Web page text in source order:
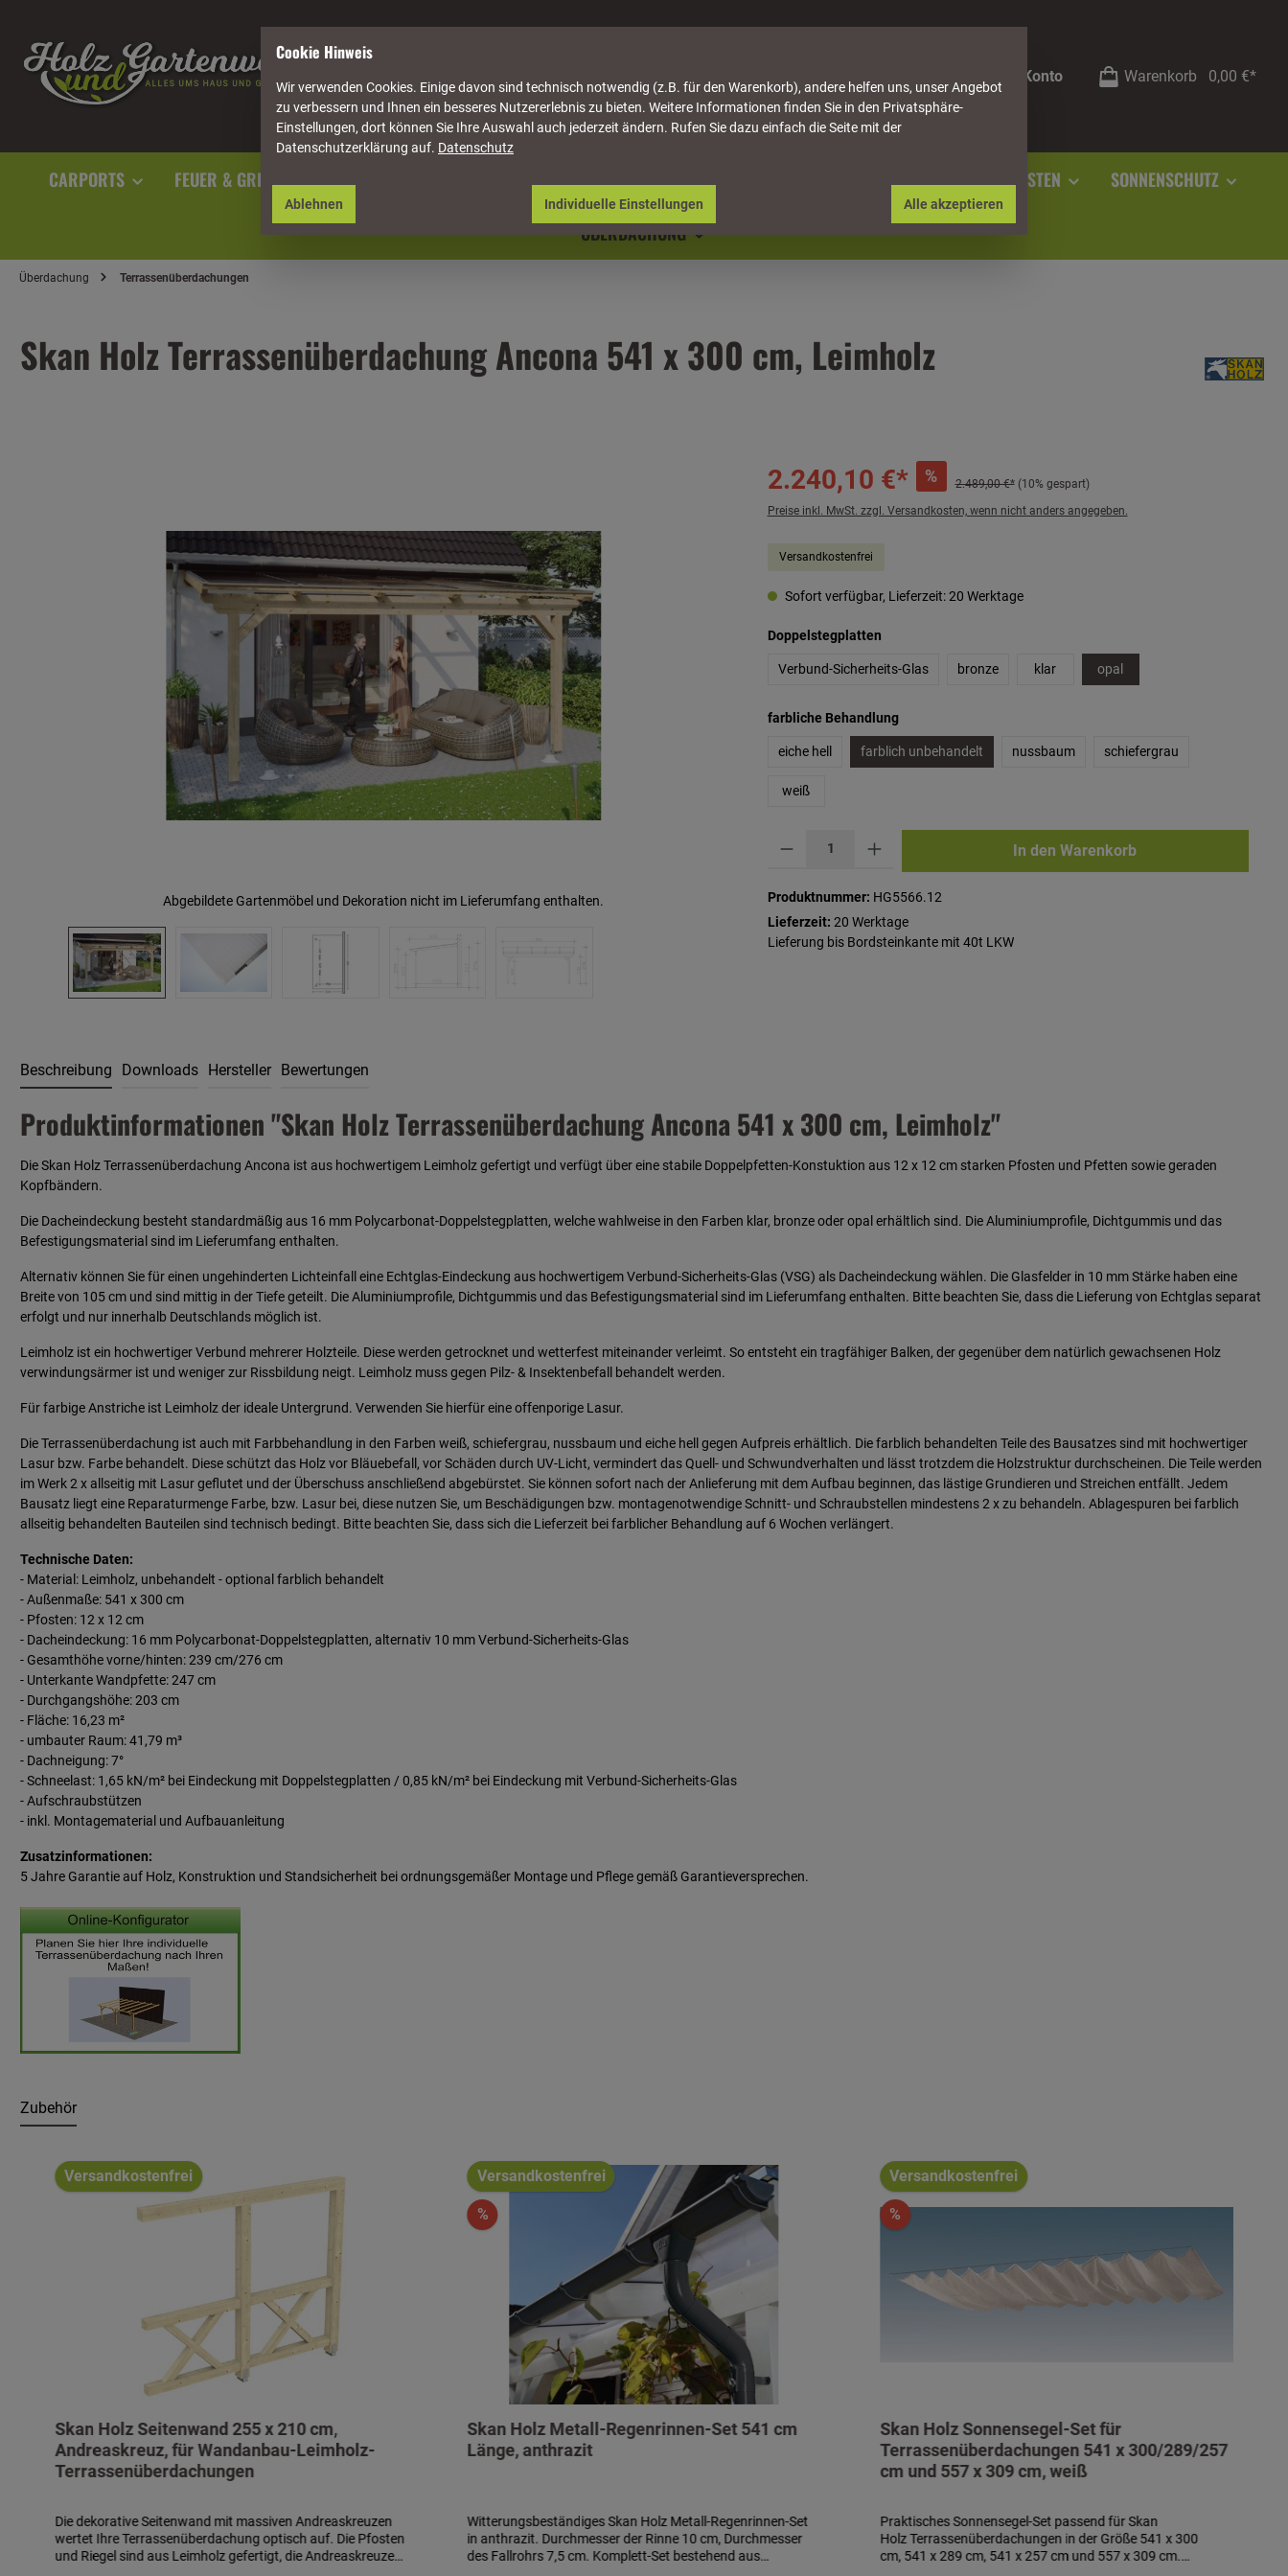
Mein Konto Warenkorb 0,00 €*
CARPORTS FEUER & GRILL GARTENAUSSTATTUNG HÄUSER & PAVILLONS NATURSTEIN SOCKELLEISTEN SONNENSCHUTZ
ÜBERDACHUNG
Überdachung Terrassenüberdachungen
Skan Holz Terrassenüberdachung Ancona 541 x 300 cm, Leimholz
Abgebildete Gartenmöbel und Dekoration nicht im Lieferumfang enthalten.
2.240,10 €* % 2.489,00 €* (10% gespart)
Preise inkl. MwSt. zzgl. Versandkosten, wenn nicht anders angegeben.
Versandkostenfrei
Sofort verfügbar, Lieferzeit: 20 Werktage
Doppelstegplattenauswählen
Verbund-Sicherheits-Glas bronze klar opal
farbliche Behandlungauswählen
eiche hell farblich unbehandelt nussbaum schiefergrau
weiß
In den Warenkorb
Produktnummer: HG5566.12
Lieferzeit: 20 Werktage
Lieferung bis Bordsteinkante mit 40t LKW
Beschreibung Downloads Hersteller Bewertungen
Produktinformationen "Skan Holz Terrassenüberdachung Ancona 541 x 300 cm, Leimholz"
Die Skan Holz Terrassenüberdachung Ancona ist aus hochwertigem Leimholz gefertigt und verfügt über eine stabile Doppelpfetten-Konstuktion aus 12 x 12 cm starken Pfosten und Pfetten sowie geraden
Kopfbändern.
Die Dacheindeckung besteht standardmäßig aus 16 mm Polycarbonat-Doppelstegplatten, welche wahlweise in den Farben klar, bronze oder opal erhältlich sind. Die Aluminiumprofile, Dichtgummis und das
Befestigungsmaterial sind im Lieferumfang enthalten.
Alternativ können Sie für einen ungehinderten Lichteinfall eine Echtglas-Eindeckung aus hochwertigem Verbund-Sicherheits-Glas (VSG) als Dacheindeckung wählen. Die Glasfelder in 10 mm Stärke haben eine
Breite von 105 cm und sind mittig in der Tiefe geteilt. Die Aluminiumprofile, Dichtgummis und das Befestigungsmaterial sind im Lieferumfang enthalten. Bitte beachten Sie, dass die Lieferung von Echtglas separat
erfolgt und nur innerhalb Deutschlands möglich ist.
Leimholz ist ein hochwertiger Verbund mehrerer Holzteile. Diese werden getrocknet und wetterfest miteinander verleimt. So entsteht ein tragfähiger Balken, der gegenüber dem natürlich gewachsenen Holz
verwindungsärmer ist und weniger zur Rissbildung neigt. Leimholz muss gegen Pilz- & Insektenbefall behandelt werden.
Für farbige Anstriche ist Leimholz der ideale Untergrund. Verwenden Sie hierfür eine offenporige Lasur.
Die Terrassenüberdachung ist auch mit Farbbehandlung in den Farben weiß, schiefergrau, nussbaum und eiche hell gegen Aufpreis erhältlich. Die farblich behandelten Teile des Bausatzes sind mit hochwertiger
Lasur bzw. Farbe behandelt. Diese schützt das Holz vor Bläuebefall, vor Schäden durch UV-Licht, vermindert das Quell- und Schwundverhalten und lässt trotzdem die Holzstruktur durchscheinen. Die Teile werden
im Werk 2 x allseitig mit Lasur geflutet und der Überschuss anschließend abgebürstet. Sie können sofort nach der Anlieferung mit dem Aufbau beginnen, das lästige Grundieren und Streichen entfällt. Jedem
Bausatz liegt eine Reparaturmenge Farbe, bzw. Lasur bei, diese nutzen Sie, um Beschädigungen bzw. montagenotwendige Schnitt- und Schraubstellen mindestens 2 x zu behandeln. Ablagespuren bei farblich
allseitig behandelten Bauteilen sind technisch bedingt. Bitte beachten Sie, dass sich die Lieferzeit bei farblicher Behandlung auf 6 Wochen verlängert.
Technische Daten:
- Material: Leimholz, unbehandelt - optional farblich behandelt
- Außenmaße: 541 x 300 cm
- Pfosten: 12 x 12 cm
- Dacheindeckung: 16 mm Polycarbonat-Doppelstegplatten, alternativ 10 mm Verbund-Sicherheits-Glas
- Gesamthöhe vorne/hinten: 239 cm/276 cm
- Unterkante Wandpfette: 247 cm
- Durchgangshöhe: 203 cm
- Fläche: 16,23 m²
- umbauter Raum: 41,79 m³
- Dachneigung: 7°
- Schneelast: 1,65 kN/m² bei Eindeckung mit Doppelstegplatten / 0,85 kN/m² bei Eindeckung mit Verbund-Sicherheits-Glas
- Aufschraubstützen
- inkl. Montagematerial und Aufbauanleitung
Zusatzinformationen:
5 Jahre Garantie auf Holz, Konstruktion und Standsicherheit beiordnungsgemäßer Montage und Pflege gemäß Garantieversprechen.
Zubehör
Versandkostenfrei
Skan Holz Seitenwand 255 x 210 cm,
Andreaskreuz, für Wandanbau-Leimholz-
Terrassenüberdachungen
Die dekorative Seitenwand mit massiven Andreaskreuzen
wertet Ihre Terrassenüberdachung optisch auf. Die Pfosten
und Riegel sind aus Leimholz gefertigt, die Andreaskreuze
Versandkostenfrei
%
Skan Holz Metall-Regenrinnen-Set 541 cm
Länge, anthrazit
Witterungsbeständiges Skan Holz Metall-Regenrinnen-Set
in anthrazit. Durchmesser der Rinne 10 cm, Durchmesser
des Fallrohrs 7,5 cm. Komplett-Set bestehend aus
Versandkostenfrei
%
Skan Holz Sonnensegel-Set für
Terrassenüberdachungen 541 x 300/289/257
cm und 557 x 309 cm, weiß
Praktisches Sonnensegel-Set passend für Skan
Holz Terrassenüberdachungen in der Größe 541 x 300
cm, 541 x 289 cm, 541 x 257 cm und 557 x 309 cm.
Cookie Hinweis
Wir verwenden Cookies. Einige davon sind technisch notwendig (z.B. für den Warenkorb), andere helfen uns, unser Angebot
zu verbessern und Ihnen ein besseres Nutzererlebnis zu bieten. Weitere Informationen finden Sie in den Privatsphäre-
Einstellungen, dort können Sie Ihre Auswahl auch jederzeit ändern. Rufen Sie dazu einfach die Seite mit der
Datenschutzerklärung auf. Datenschutz
Individuelle Einstellungen
Ablehnen Alle akzeptieren